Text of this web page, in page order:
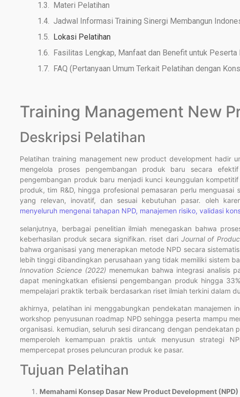
Materi Pelatihan
Jadwal Informasi Training Sinergi Membangun
Lokasi Pelatihan
Fasilitas Lengkap, Manfaat dan Benefit untuk Peserta
FAQ (Pertanyaan Umum Terkait Pelatihan dengan
Training Management New
Deskripsi Pelatihan
Pelatihan training management new product development hadir
mengelola proses pengembangan produk baru secara
pengembangan produk baru menjadi kunci keunggulan
produk, tim R&D, hingga profesional pemasaran perlu
yang relevan, inovatif, dan sesuai kebutuhan pasar. oleh
menyeluruh mengenai tahapan NPD, manajemen risiko, validasi
selanjutnya, berbagai penelitian ilmiah menegaskan bahwa
keberhasilan produk secara signifikan. riset dari Journal of
bahwa organisasi yang menerapkan metode NPD secara
lebih tinggi dibandingkan perusahaan yang tidak memiliki sistem
Innovation Science (2022) menemukan bahwa integrasi analisis
dapat meningkatkan efisiensi pengembangan produk hingga
mempelajari praktik terbaik berdasarkan riset ilmiah terkini dalam
akhirnya, pelatihan ini menggabungkan pendekatan manajemen
workshop penyusunan roadmap NPD sehingga peserta mampu
organisasi. kemudian, seluruh sesi dirancang dengan pendekatan
memperoleh kemampuan praktis untuk menyusun strategi
mempercepat proses peluncuran produk ke pasar.
Tujuan Pelatihan
Memahami Konsep Dasar New Product Development (NPD)